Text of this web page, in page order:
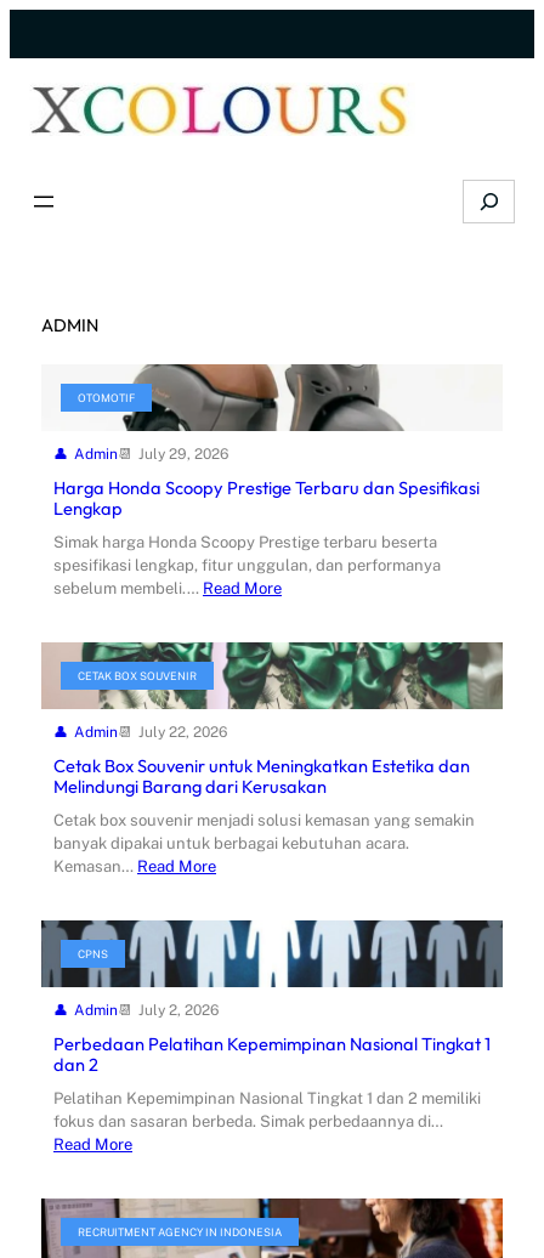
Search
ADMIN
OTOMOTIF
Admin July 29, 2026
Harga Honda Scoopy Prestige Terbaru dan Spesifikasi
Lengkap
Simak harga Honda Scoopy Prestige terbaru beserta
spesifikasi lengkap, fitur unggulan, dan performanya
sebelum membeli.… Read More
CETAK BOX SOUVENIR
Admin July 22, 2026
Cetak Box Souvenir untuk Meningkatkan Estetika dan
Melindungi Barang dari Kerusakan
Cetak box souvenir menjadi solusi kemasan yang semakin
banyak dipakai untuk berbagai kebutuhan acara.
Kemasan… Read More
CPNS
Admin July 2, 2026
Perbedaan Pelatihan Kepemimpinan Nasional Tingkat 1
dan 2
Pelatihan Kepemimpinan Nasional Tingkat 1 dan 2 memiliki
fokus dan sasaran berbeda. Simak perbedaannya di…
Read More
RECRUITMENT AGENCY IN INDONESIA